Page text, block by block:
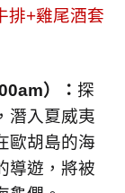
排+雞尾酒套
）： 探
潛入夏威夷
歐胡島的海
導遊，將被